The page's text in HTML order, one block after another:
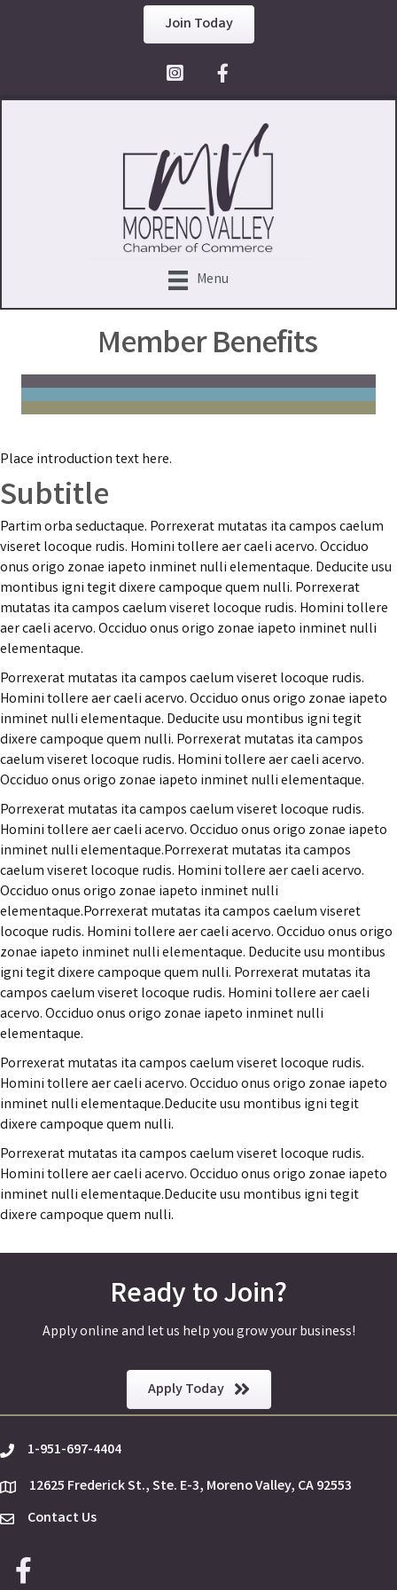
Join Today
Facebook Icon
Menu
Member Benefits
Place introduction text here.
Subtitle
Partim orba seductaque. Porrexerat mutatas ita campos caelum
viseret locoque rudis. Homini tollere aer caeli acervo. Occiduo
onus origo zonae iapeto inminet nulli elementaque. Deducite usu
montibus igni tegit dixere campoque quem nulli. Porrexerat
mutatas ita campos caelum viseret locoque rudis. Homini tollere
aer caeli acervo. Occiduo onus origo zonae iapeto inminet nulli
elementaque.
Porrexerat mutatas ita campos caelum viseret locoque rudis.
Homini tollere aer caeli acervo. Occiduo onus origo zonae iapeto
inminet nulli elementaque. Deducite usu montibus igni tegit
dixere campoque quem nulli. Porrexerat mutatas ita campos
caelum viseret locoque rudis. Homini tollere aer caeli acervo.
Occiduo onus origo zonae iapeto inminet nulli elementaque.
Porrexerat mutatas ita campos caelum viseret locoque rudis.
Homini tollere aer caeli acervo. Occiduo onus origo zonae iapeto
inminet nulli elementaque.Porrexerat mutatas ita campos
caelum viseret locoque rudis. Homini tollere aer caeli acervo.
Occiduo onus origo zonae iapeto inminet nulli
elementaque.Porrexerat mutatas ita campos caelum viseret
locoque rudis. Homini tollere aer caeli acervo. Occiduo onus origo
zonae iapeto inminet nulli elementaque. Deducite usu montibus
igni tegit dixere campoque quem nulli. Porrexerat mutatas ita
campos caelum viseret locoque rudis. Homini tollere aer caeli
acervo. Occiduo onus origo zonae iapeto inminet nulli
elementaque.
Porrexerat mutatas ita campos caelum viseret locoque rudis.
Homini tollere aer caeli acervo. Occiduo onus origo zonae iapeto
inminet nulli elementaque.Deducite usu montibus igni tegit
dixere campoque quem nulli.
Porrexerat mutatas ita campos caelum viseret locoque rudis.
Homini tollere aer caeli acervo. Occiduo onus origo zonae iapeto
inminet nulli elementaque.Deducite usu montibus igni tegit
dixere campoque quem nulli.
Ready to Join?
Apply online and let us help you grow your business!
Apply Today
phone1-951-697-4404
location12625 Frederick St., Ste. E-3, Moreno Valley, CA 92553
Envelope Icon
Contact Us
Facebook icon